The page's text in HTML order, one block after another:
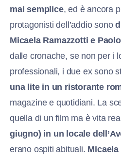
mai semplice, ed è ancora
protagonisti dell’addio sono
Micaela Ramazzotti e
dalle cronache, se non per i
professionali, i due ex sono
una lite in un ristorante
magazine e quotidiani. La
quella di un film ma è vita
giugno) in un locale
erano ospiti abituali. Micaela